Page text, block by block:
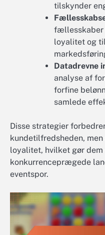
tilskynder
fællesskaber
loyalitet og
Datadrevne
analyse af
forfine
samlede
Disse strategier
kundetilfredsheden,
loyalitet, hvilket gør
konkurrenceprægede
eventspor.